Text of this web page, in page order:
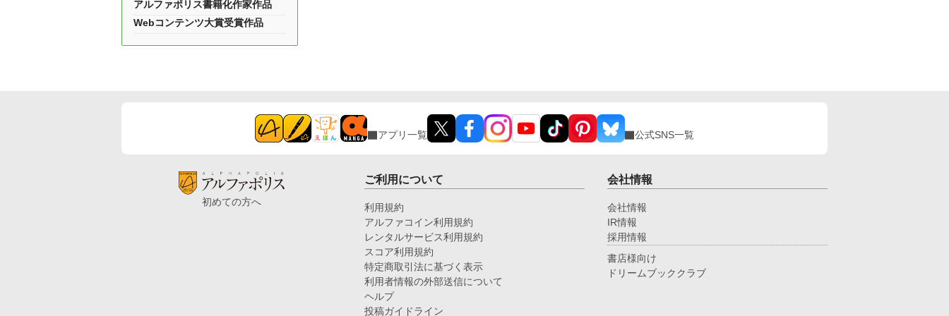
アルファポリス書籍化作家作品
Webコンテンツ大賞受賞作品
アプリ一覧 公式SNS一覧
初めての方へ
ご利用について
利用規約
アルファコイン利用規約
レンタルサービス利用規約
スコア利用規約
特定商取引法に基づく表示
利用者情報の外部送信について
ヘルプ
投稿ガイドライン
会社情報
会社情報
IR情報
採用情報
書店様向け
ドリームブッククラブ